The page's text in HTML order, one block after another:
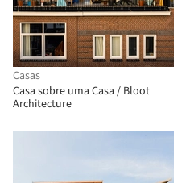
Casas
Casa sobre uma Casa / Bloot
Architecture